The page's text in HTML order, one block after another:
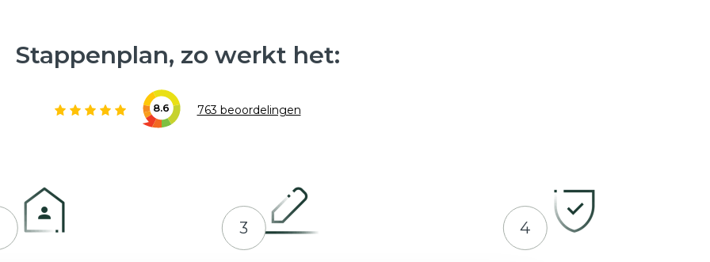
Stappenplan, zo werkt het:
8.6 763 beoordelingen
3 4